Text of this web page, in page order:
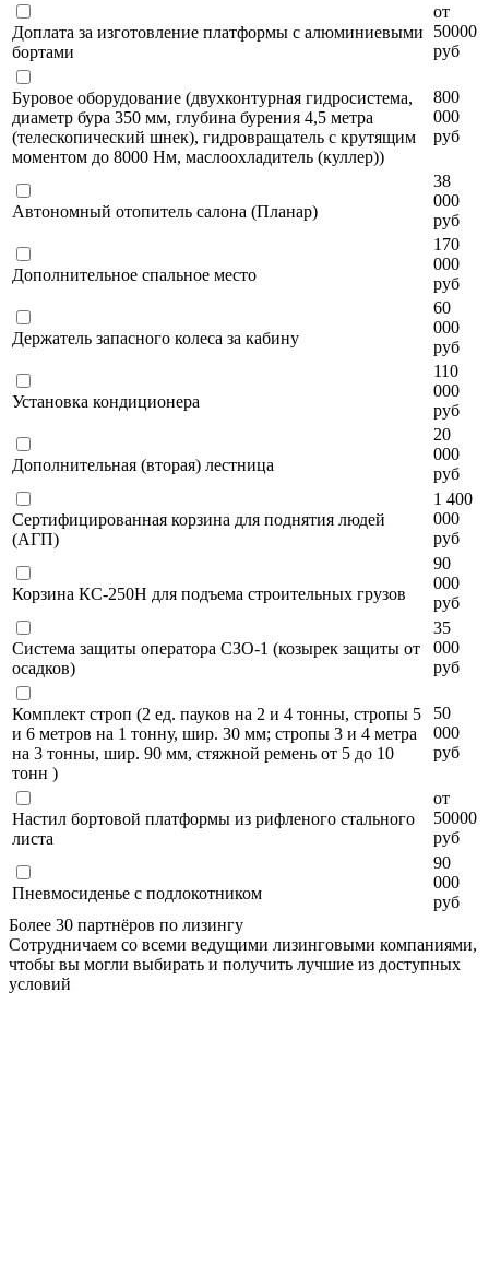
Доплата за изготовление платформы с алюминиевыми
бортами
от
50000
руб
Буровое оборудование (двухконтурная гидросистема,
диаметр бура 350 мм, глубина бурения 4,5 метра
(телескопический шнек), гидровращатель с крутящим
моментом до 8000 Нм, маслоохладитель (куллер))
800
000
руб
Автономный отопитель салона (Планар)
38
000
руб
Дополнительное спальное место
170
000
руб
Держатель запасного колеса за кабину
60
000
руб
Установка кондиционера
110
000
руб
Дополнительная (вторая) лестница
20
000
руб
Сертифицированная корзина для поднятия людей
(АГП)
1 400
000
руб
Корзина КС-250Н для подъема строительных грузов
90
000
руб
Система защиты оператора СЗО-1 (козырек защиты от
осадков)
35
000
руб
Комплект строп (2 ед. пауков на 2 и 4 тонны, стропы 5
и 6 метров на 1 тонну, шир. 30 мм; стропы 3 и 4 метра
на 3 тонны, шир. 90 мм, стяжной ремень от 5 до 10
тонн )
50
000
руб
Настил бортовой платформы из рифленого стального
листа
от
50000
руб
Пневмосиденье с подлокотником
90
000
руб
Более 30 партнёров по лизингу
Сотрудничаем со всеми ведущими лизинговыми компаниями,
чтобы вы могли выбирать и получить лучшие из доступных
условий